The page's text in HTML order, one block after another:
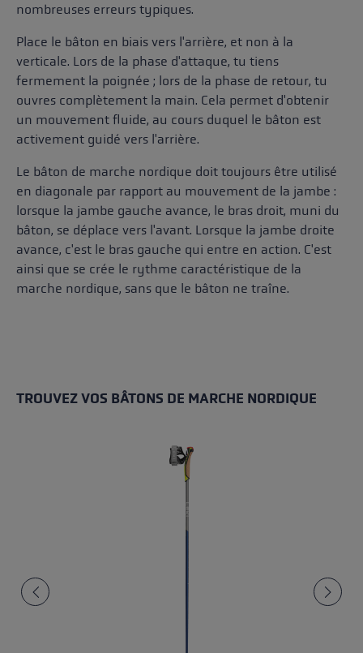
nombreuses erreurs typiques.
Place le bâton en biais vers l'arrière, et non à la
verticale. Lors de la phase d'attaque, tu tiens
fermement la poignée ; lors de la phase de retour, tu
ouvres complètement la main. Cela permet d'obtenir
un mouvement fluide, au cours duquel le bâton est
activement guidé vers l'arrière.
Le bâton de marche nordique doit toujours être utilisé
en diagonale par rapport au mouvement de la jambe :
lorsque la jambe gauche avance, le bras droit, muni du
bâton, se déplace vers l'avant. Lorsque la jambe droite
avance, c'est le bras gauche qui entre en action. C'est
ainsi que se crée le rythme caractéristique de la
marche nordique, sans que le bâton ne traîne.
TROUVEZ VOS BÂTONS DE MARCHE NORDIQUE